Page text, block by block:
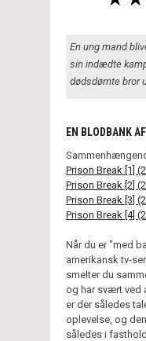
En ung mand
sin indædte
dødsdømte bror
EN BLODBANK
Prison Break [1]
Prison Break [2]
Prison Break [3]
Prison Break [4]
Når du er "med
amerikansk tv-
smelter du
og har svært ved
er der således
oplevelse, og
således i